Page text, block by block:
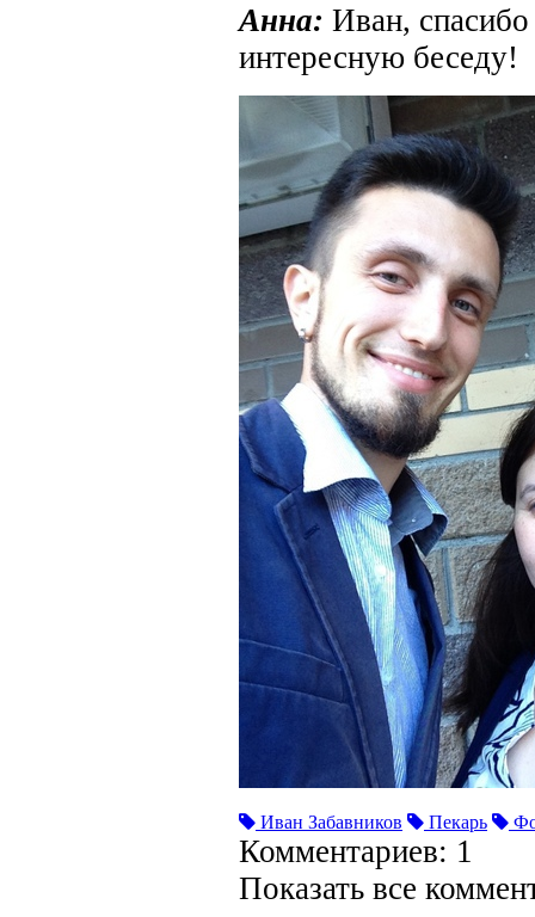
Анна: Иван, спасибо
интересную беседу!
Иван Забавников Пекарь
Комментариев: 1
Показать все